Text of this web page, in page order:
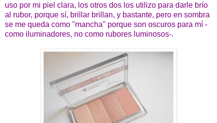
uso por mi piel clara, los otros dos los utilizo para darle brío
al rubor, porque sí, brillar brillan, y bastante, pero en sombra
se me queda como "mancha" porque son oscuros para mí -
como iluminadores, no como rubores luminosos-.